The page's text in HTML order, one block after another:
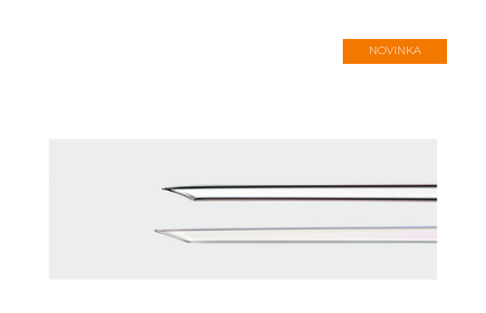
NOVINKA